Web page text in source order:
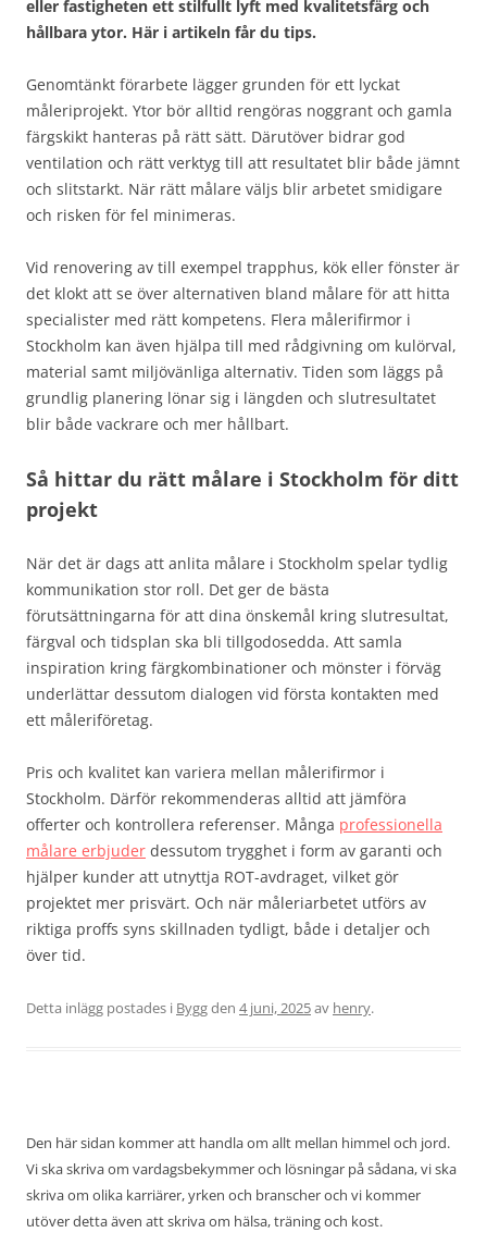
eller fastigheten ett stilfullt lyft med kvalitetsfärg och
hållbara ytor. Här i artikeln får du tips.
Genomtänkt förarbete lägger grunden för ett lyckat
måleriprojekt. Ytor bör alltid rengöras noggrant och gamla
färgskikt hanteras på rätt sätt. Därutöver bidrar god
ventilation och rätt verktyg till att resultatet blir både jämnt
och slitstarkt. När rätt målare väljs blir arbetet smidigare
och risken för fel minimeras.
Vid renovering av till exempel trapphus, kök eller fönster är
det klokt att se över alternativen bland målare för att hitta
specialister med rätt kompetens. Flera målerifirmor i
Stockholm kan även hjälpa till med rådgivning om kulörval,
material samt miljövänliga alternativ. Tiden som läggs på
grundlig planering lönar sig i längden och slutresultatet
blir både vackrare och mer hållbart.
Så hittar du rätt målare i Stockholm för ditt
projekt
När det är dags att anlita målare i Stockholm spelar tydlig
kommunikation stor roll. Det ger de bästa
förutsättningarna för att dina önskemål kring slutresultat,
färgval och tidsplan ska bli tillgodosedda. Att samla
inspiration kring färgkombinationer och mönster i förväg
underlättar dessutom dialogen vid första kontakten med
ett måleriföretag.
Pris och kvalitet kan variera mellan målerifirmor i
Stockholm. Därför rekommenderas alltid att jämföra
offerter och kontrollera referenser. Många professionella
målare erbjuder dessutom trygghet i form av garanti och
hjälper kunder att utnyttja ROT-avdraget, vilket gör
projektet mer prisvärt. Och när måleriarbetet utförs av
riktiga proffs syns skillnaden tydligt, både i detaljer och
över tid.
Detta inlägg postades i Byggden 4 juni, 2025av henry.
Den här sidan kommer att handla om allt mellan himmel och jord.
Vi ska skriva om vardagsbekymmer och lösningar på sådana, vi ska
skriva om olika karriärer, yrken och branscher och vi kommer
utöver detta även att skriva om hälsa, träning och kost.